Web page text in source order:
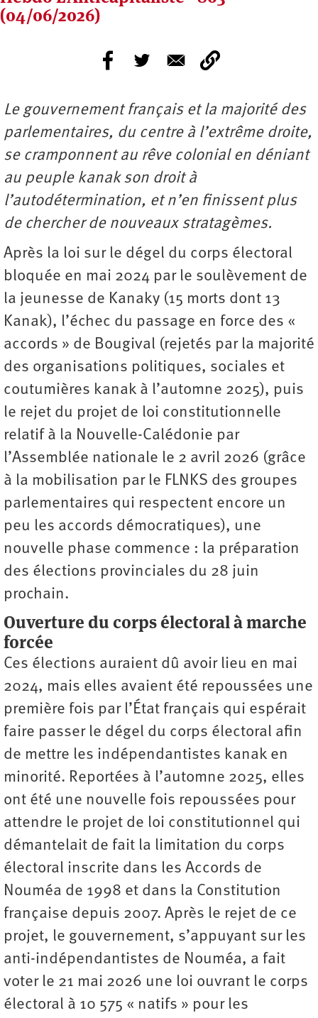
(04/06/2026)
Le gouvernement français et la majorité des
parlementaires, du centre à l’extrême droite,
se cramponnent au rêve colonial en déniant
au peuple kanak son droit à
l’autodétermination, et n’en finissent plus
de chercher de nouveaux stratagèmes.
Après la loi sur le dégel du corps électoral
bloquée en mai 2024 par le soulèvement de
la jeunesse de Kanaky (15 morts dont 13
Kanak), l’échec du passage en force des «
accords » de Bougival (rejetés par la majorité
des organisations politiques, sociales et
coutumières kanak à l’automne 2025), puis
le rejet du projet de loi constitutionnelle
relatif à la Nouvelle-Calédonie par
l’Assemblée nationale le 2 avril 2026 (grâce
à la mobilisation par le FLNKS des groupes
parlementaires qui respectent encore un
peu les accords démocratiques), une
nouvelle phase commence : la préparation
des élections provinciales du 28 juin
prochain.
Ouverture du corps électoral à marche
forcée
Ces élections auraient dû avoir lieu en mai
2024, mais elles avaient été repoussées une
première fois par l’État français qui espérait
faire passer le dégel du corps électoral afin
de mettre les indépendantistes kanak en
minorité. Reportées à l’automne 2025, elles
ont été une nouvelle fois repoussées pour
attendre le projet de loi constitutionnel qui
démantelait de fait la limitation du corps
électoral inscrite dans les Accords de
Nouméa de 1998 et dans la Constitution
française depuis 2007. Après le rejet de ce
projet, le gouvernement, s’appuyant sur les
anti-indépendantistes de Nouméa, a fait
voter le 21 mai 2026 une loi ouvrant le corps
électoral à 10 575 « natifs » pour les